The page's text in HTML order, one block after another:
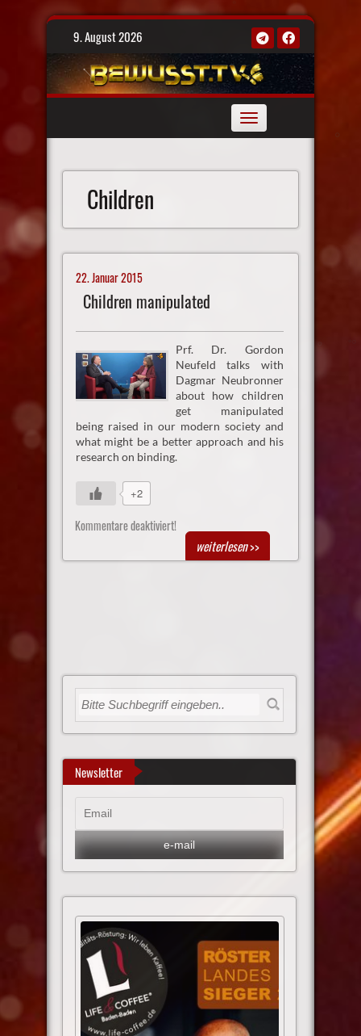
Skip
9. August 2026
Toggle
navigation
Children
22. Januar 2015
Children manipulated
Prf. Dr. Gordon
Neufeld talks with
Dagmar Neubronner
about how children
get manipulated
being raised in our modern society and
what might be a better approach and his
research on binding.
+2
Kommentare deaktiviert!
weiterlesen>>
Newsletter